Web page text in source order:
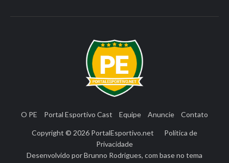
O PE Portal Esportivo Cast Equipe Anuncie Contato
Copyright © 2026 PortalEsportivo.net
Política de
Privacidade
Desenvolvido porBrunno Rodrigues, com base no tema